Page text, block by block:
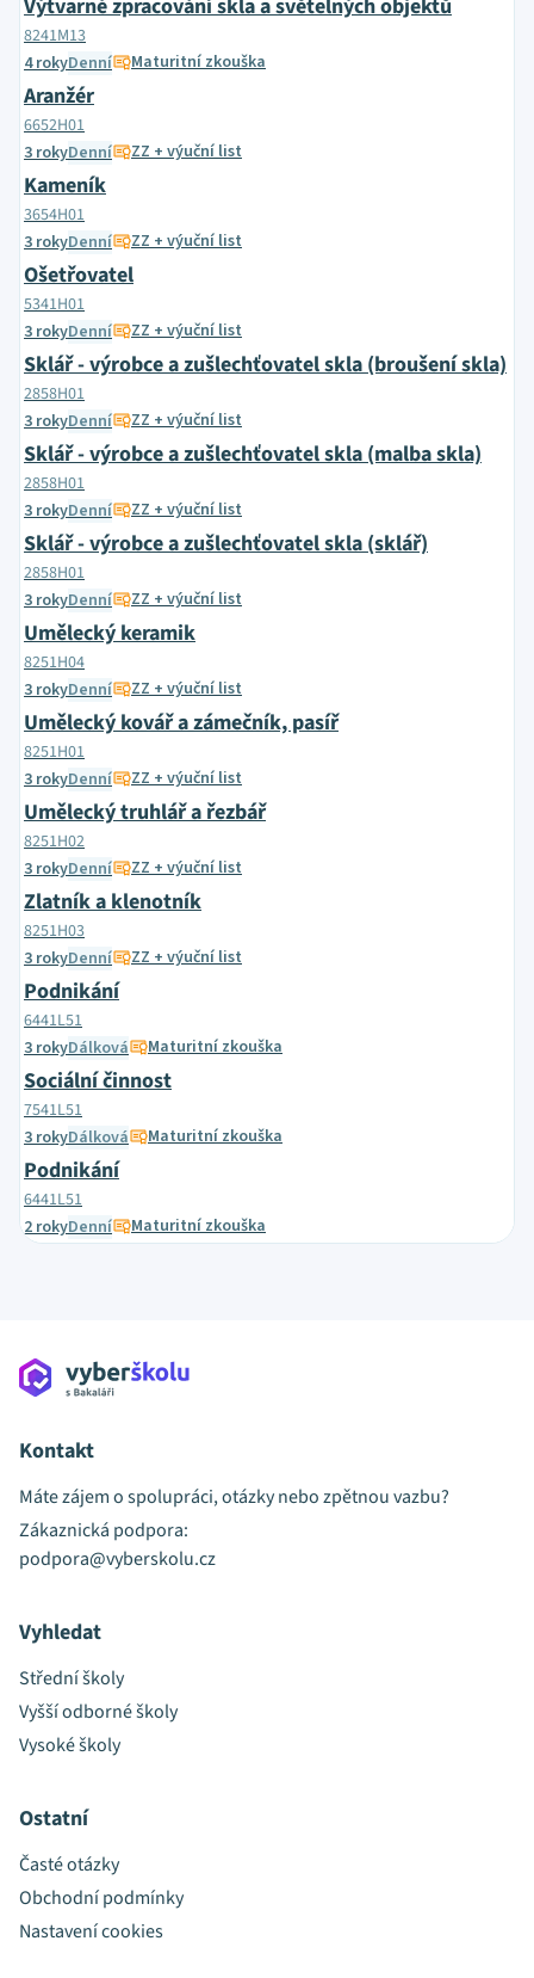
Výtvarné zpracování skla a světelných objektů
8241M13
4 rokyDenní Maturitní zkouška
Aranžér
6652H01
3 rokyDenní ZZ + výuční list
Kameník
3654H01
3 rokyDenní ZZ + výuční list
Ošetřovatel
5341H01
3 rokyDenní ZZ + výuční list
Sklář - výrobce a zušlechťovatel skla (broušení skla)
2858H01
3 rokyDenní ZZ + výuční list
Sklář - výrobce a zušlechťovatel skla (malba skla)
2858H01
3 rokyDenní ZZ + výuční list
Sklář - výrobce a zušlechťovatel skla (sklář)
2858H01
3 rokyDenní ZZ + výuční list
Umělecký keramik
8251H04
3 rokyDenní ZZ + výuční list
Umělecký kovář a zámečník, pasíř
8251H01
3 rokyDenní ZZ + výuční list
Umělecký truhlář a řezbář
8251H02
3 rokyDenní ZZ + výuční list
Zlatník a klenotník
8251H03
3 rokyDenní ZZ + výuční list
Podnikání
6441L51
3 rokyDálková Maturitní zkouška
Sociální činnost
7541L51
3 rokyDálková Maturitní zkouška
Podnikání
6441L51
2 rokyDenní Maturitní zkouška
Kontakt
Máte zájem o spolupráci, otázky nebo zpětnou vazbu?
Zákaznická podpora:
podpora@vyberskolu.cz
Vyhledat
Střední školy
Vyšší odborné školy
Vysoké školy
Ostatní
Časté otázky
Obchodní podmínky
Nastavení cookies